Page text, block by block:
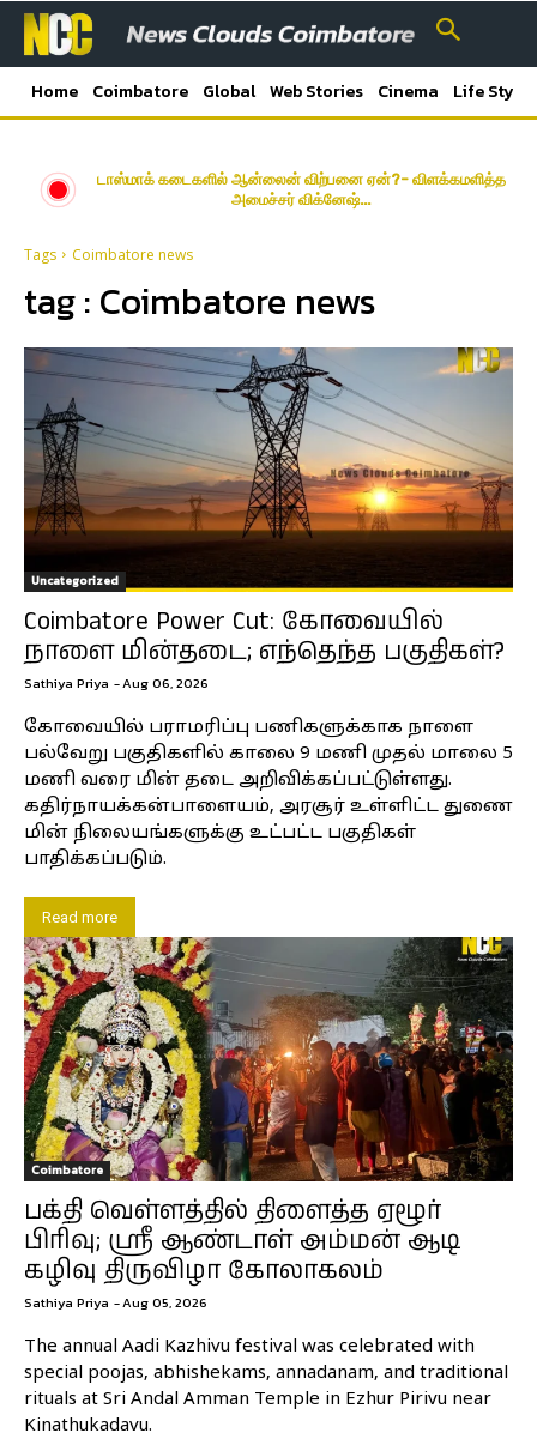
Home Coimbatore Global Web Stories Cinema Life Style
டாஸ்மாக் கடைகளில் ஆன்லைன் விற்பனை ஏன்?- விளக்கமளித்த
அமைச்சர் விக்னேஷ்…
Tags Coimbatore news
tag : Coimbatore news
Uncategorized
Coimbatore Power Cut: கோவையில்
நாளை மின்தடை; எந்தெந்த பகுதிகள்?
Sathiya Priya -Aug 06, 2026
கோவையில் பராமரிப்பு பணிகளுக்காக நாளை
பல்வேறு பகுதிகளில் காலை 9 மணி முதல் மாலை 5
மணி வரை மின் தடை அறிவிக்கப்பட்டுள்ளது.
கதிர்நாயக்கன்பாளையம், அரசூர் உள்ளிட்ட துணை
மின் நிலையங்களுக்கு உட்பட்ட பகுதிகள்
பாதிக்கப்படும்.
Read more
Coimbatore
பக்தி வெள்ளத்தில் திளைத்த ஏழூர்
பிரிவு; ஸ்ரீ ஆண்டாள் அம்மன் ஆடி
கழிவு திருவிழா கோலாகலம்
Sathiya Priya -Aug 05, 2026
The annual Aadi Kazhivu festival was celebrated with
special poojas, abhishekams, annadanam, and traditional
rituals at Sri Andal Amman Temple in Ezhur Pirivu near
Kinathukadavu.